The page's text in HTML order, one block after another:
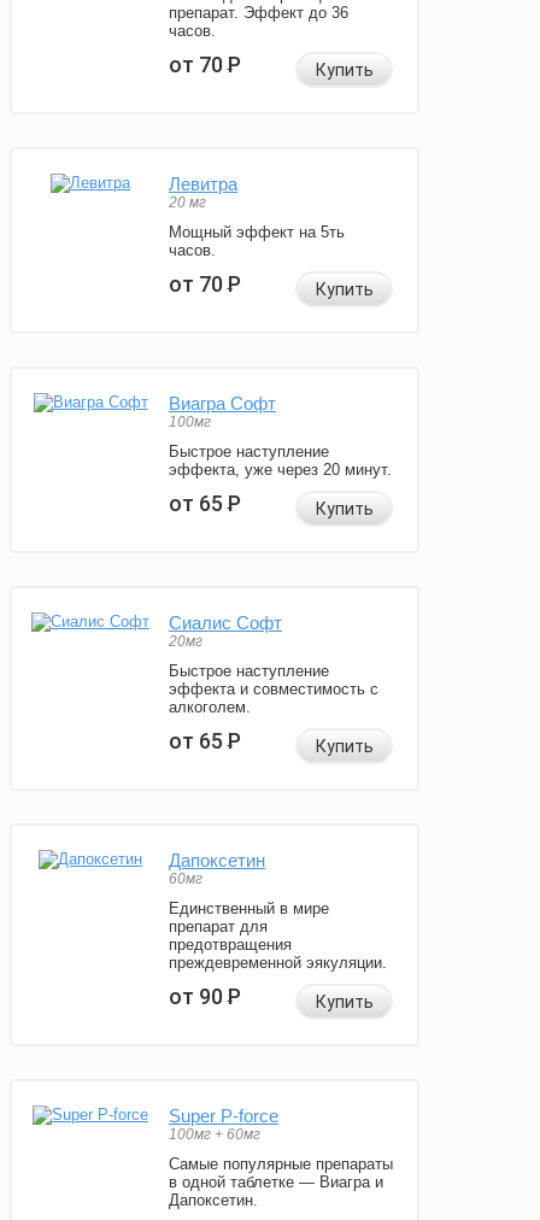
препарат. Эффект до 36
часов.
от 70Р Купить
Левитра
20 мг
Мощный эффект на 5ть
часов.
от 70Р Купить
Виагра Софт
100мг
Быстрое наступление
эффекта, уже через 20 минут.
от 65Р Купить
Сиалис Софт
20мг
Быстрое наступление
эффекта и совместимость с
алкоголем.
от 65Р Купить
Дапоксетин
60мг
Единственный в мире
препарат для
предотвращения
преждевременной эякуляции.
от 90Р Купить
Super P-force
100мг + 60мг
Самые популярные препараты
в одной таблетке — Виагра и
Дапоксетин.